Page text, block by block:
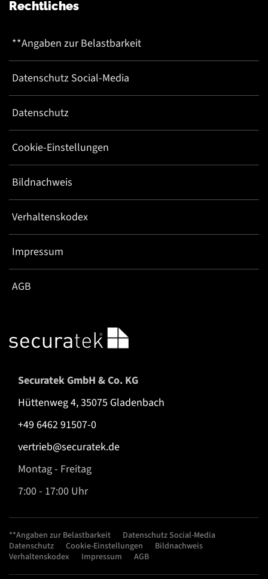
Rechtliches
**Angaben zur Belastbarkeit
Datenschutz Social-Media
Datenschutz
Cookie-Einstellungen
Bildnachweis
Verhaltenskodex
Impressum
AGB
Securatek GmbH & Co. KG
Hüttenweg 4, 35075 Gladenbach
+49 6462 91507-0
vertrieb@securatek.de
Montag - Freitag
7:00 - 17:00 Uhr
**Angaben zur Belastbarkeit
Datenschutz Social-Media
Datenschutz
Cookie-Einstellungen
Bildnachweis
Verhaltenskodex
Impressum AGB